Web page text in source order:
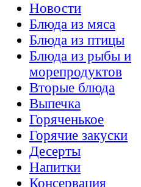
Новости
Блюда из мяса
Блюда из птицы
Блюда из рыбы и
морепродуктов
Вторые блюда
Выпечка
Горяченькое
Горячие закуски
Десерты
Напитки
Консервация